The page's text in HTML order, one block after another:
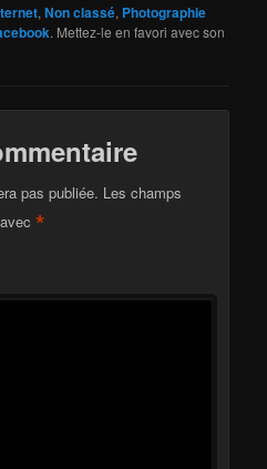
,Non classé, Photographie
. Mettez-le en favori avec son
pas publiée. Les champs
avec*